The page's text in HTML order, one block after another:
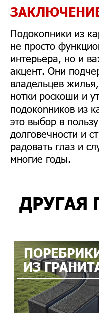
Подокonники из
не просто
интерьера, но и
акцент. Они
владельцев
нотки роскоши и
подокonников из
это выбор в
долговечности и
радовать глаз и
многие годы.
ДРУГАЯ
ИЗ